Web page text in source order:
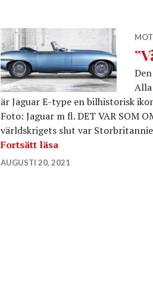
är Jaguar E-type en bilhistorisk
Foto: Jaguar m fl. DET VAR SOM
världskrigets slut var
Fortsätt läsa”Världens
AUGUSTI 20, 2021